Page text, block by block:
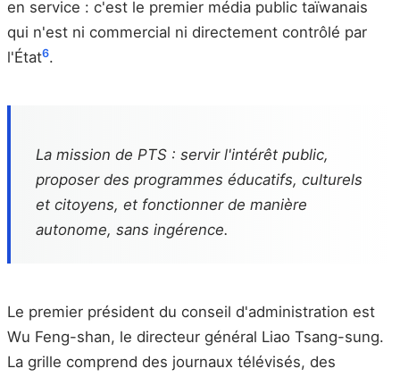
en service : c'est le premier média public taïwanais
qui n'est ni commercial ni directement contrôlé par
l'État6.
La mission de PTS : servir l'intérêt public,
proposer des programmes éducatifs, culturels
et citoyens, et fonctionner de manière
autonome, sans ingérence.
Le premier président du conseil d'administration est
Wu Feng-shan, le directeur général Liao Tsang-sung.
La grille comprend des journaux télévisés, des